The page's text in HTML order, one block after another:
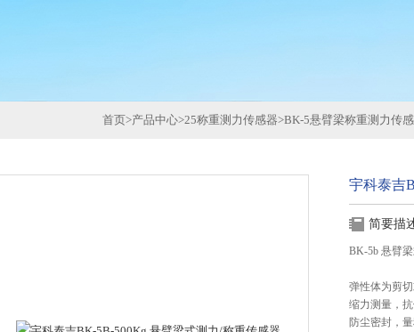
首页>产品中心>25称重测力传感器>BK-5悬臂梁称重测力传
宇科泰吉
简要描
BK-5b 悬臂
弹性体为剪
缩力测量，抗
防尘密封，